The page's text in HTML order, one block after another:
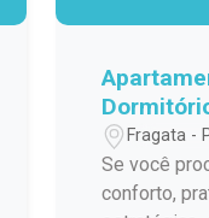
Fragata -
Se você
conforto,